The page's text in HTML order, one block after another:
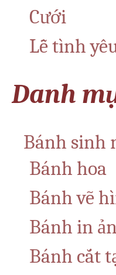
Cưới
Lễ tình
Danh
Bánh sinh
Bánh hoa
Bánh vẽ
Bánh in
Bánh cắt